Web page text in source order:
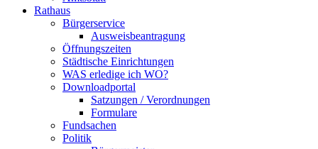
Rathaus
Bürgerservice
Ausweisbeantragung
Öffnungszeiten
Städtische Einrichtungen
WAS erledige ich WO?
Downloadportal
Satzungen / Verordnungen
Formulare
Fundsachen
Politik